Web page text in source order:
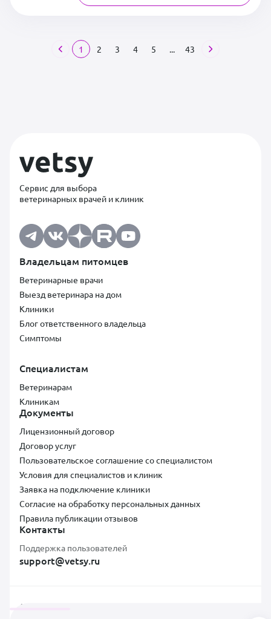
1 2 3 4 5 ... 43
Сервис для выбора
ветеринарных врачей и клиник
Владельцам питомцев
Ветеринарные врачи
Выезд ветеринара на дом
Клиники
Блог ответственного владельца
Симптомы
Специалистам
Ветеринарам
Клиникам
Документы
Лицензионный договор
Договор услуг
Пользовательское соглашение со специалистом
Условия для специалистов и клиник
Заявка на подключение клиники
Согласие на обработку персональных данных
Правила публикации отзывов
Контакты
Поддержка пользователей
support@vetsy.ru
Аккредитованная ИТ-компания ООО «ВЕТСИ», ИНН 7300037854,